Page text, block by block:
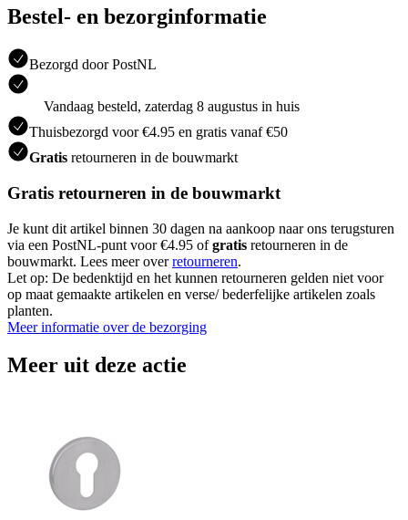
Bestel- en bezorginformatie
Bezorgd door PostNL
Vandaag besteld, zaterdag 8 augustus in huis
Thuisbezorgd voor €4.95 en gratis vanaf €50
Gratis retourneren in de bouwmarkt
Gratis retourneren in de bouwmarkt
Je kunt dit artikel binnen 30 dagen na aankoop naar ons terugsturen
via een PostNL-punt voor €4.95 ofgratis retourneren in de
bouwmarkt. Lees meer overretourneren.
Let op: De bedenktijd en het kunnen retourneren gelden niet voor
op maat gemaakte artikelen en verse/ bederfelijke artikelen zoals
planten.
Meer informatie over de bezorging
Meer uit deze actie